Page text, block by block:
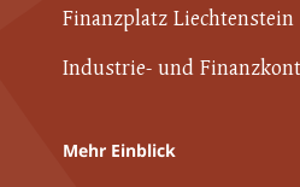
Finanzplatz Liechtenstein
Industrie- und
Mehr Einblick